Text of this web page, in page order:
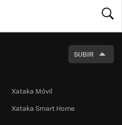
SUBIR
Xataka Móvil
Xataka Smart Home